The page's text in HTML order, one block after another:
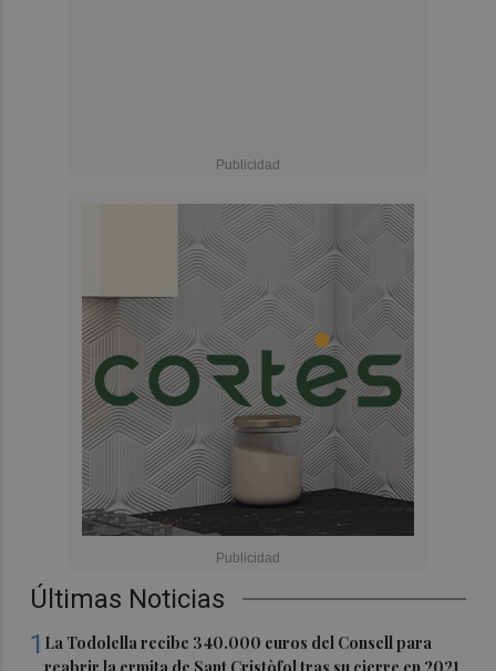
Últimas Noticias
1 La Todolella recibe 340.000 euros del Consell para